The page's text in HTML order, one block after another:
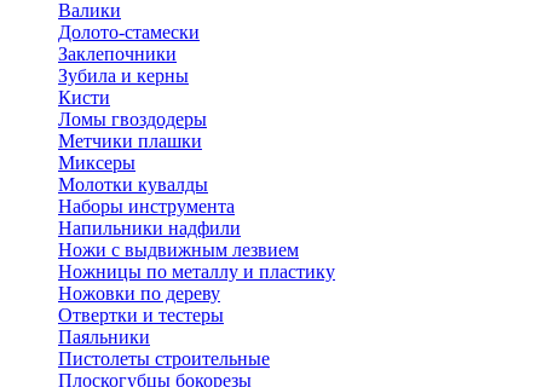
Валики
Долото-стамески
Заклепочники
Зубила и керны
Кисти
Ломы гвоздодеры
Метчики плашки
Миксеры
Молотки кувалды
Наборы инструмента
Напильники надфили
Ножи с выдвижным лезвием
Ножницы по металлу и пластику
Ножовки по дереву
Отвертки и тестеры
Паяльники
Пистолеты строительные
Плоскогубцы бокорезы